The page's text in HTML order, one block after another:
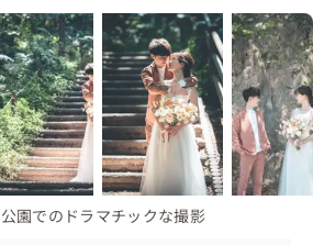
園でのドラマチックな撮影